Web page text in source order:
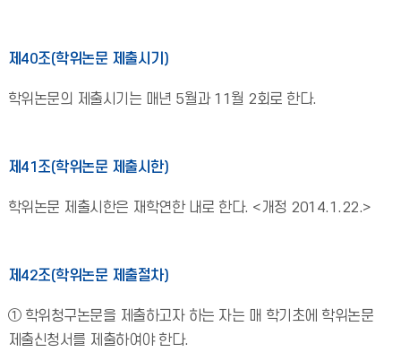
제40조(학위논문 제출시기)
학위논문의 제출시기는 매년 5월과 11월 2회로 한다.
제41조(학위논문 제출시한)
학위논문 제출시한은 재학연한 내로 한다. <개정 2014.1.22.>
제42조(학위논문 제출절차)
① 학위청구논문을 제출하고자 하는 자는 매 학기초에 학위논문
제출신청서를 제출하여야 한다.